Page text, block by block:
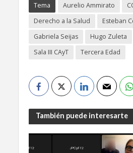
Tema Aurelio Ammirato
Derecho a la Salud
Esteban
Gabriela Seijas
Hugo Zuleta
Sala III CAyT
Tercera Edad
También puede interesarte